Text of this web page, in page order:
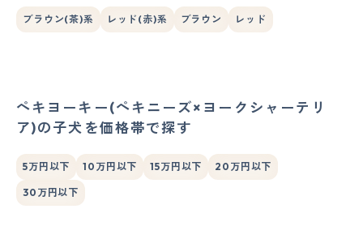
ブラウン(茶)系 レッド(赤)系 ブラウン レッド
ペキヨーキー(ペキニーズ×ヨークシャーテリ
ア)の子犬を価格帯で探す
5万円以下 10万円以下 15万円以下 20万円以下
30万円以下